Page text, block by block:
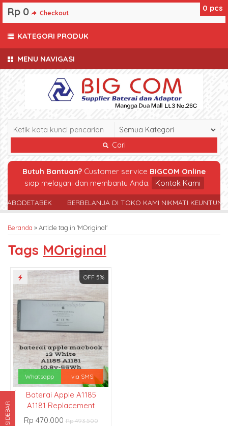
MENU NAVIGASI
Cari
Butuh Bantuan? Customer service BIGCOM Online
siap melayani dan membantu Anda.
Kontak Kami
BERBELANJA DI TOKO KAMI NIKMATI
Beranda »Article tag in 'MOriginal'
Tags MOriginal
OFF 5%
Whatsapp via SMS
Baterai Apple A1185
A1181 Replacement
Rp 470.000Rp 493.500
0 pcs
Rp 0 Checkout
KATEGORI PRODUK
SIDEBAR